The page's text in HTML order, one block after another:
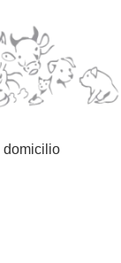
domicilio